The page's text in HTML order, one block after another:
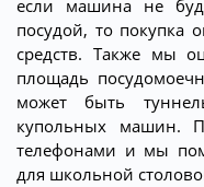
если машина не
посудой, то покупка
средств. Также мы
площадь
может быть
купольных машин.
телефонами и мы
для школьной